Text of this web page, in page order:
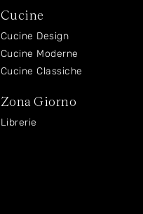
Cucine
Cucine Design
Cucine Moderne
Cucine Classiche
Zona Giorno
Librerie